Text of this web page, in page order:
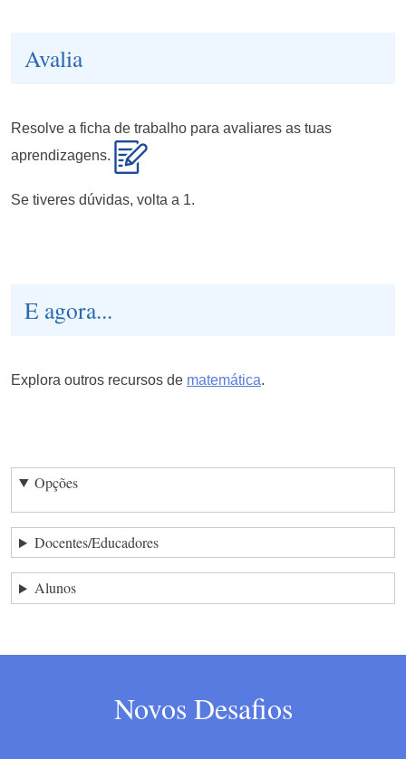
Avalia
Resolve a ficha de trabalho para avaliares as tuas
aprendizagens.
Se tiveres dúvidas, volta a 1.
E agora...
Explora outros recursos de matemática.
Opções
Docentes/Educadores
Alunos
Novos Desafios